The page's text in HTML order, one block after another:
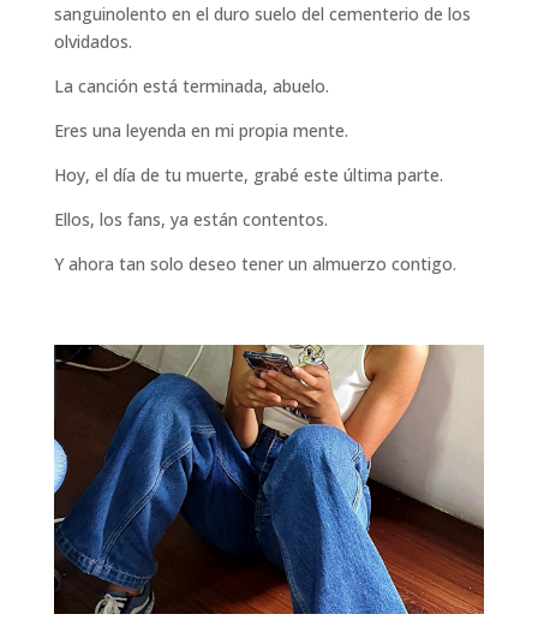
sanguinolento en el duro suelo del cementerio de los
olvidados.
La canción está terminada, abuelo.
Eres una leyenda en mi propia mente.
Hoy, el día de tu muerte, grabé este última parte.
Ellos, los fans, ya están contentos.
Y ahora tan solo deseo tener un almuerzo contigo.